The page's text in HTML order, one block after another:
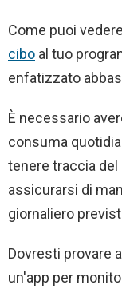
Come puoi
cibo al tuo
enfatizzato
È necessario
consuma
tenere traccia
assicurarsi di
giornaliero
Dovresti provare
un'app per